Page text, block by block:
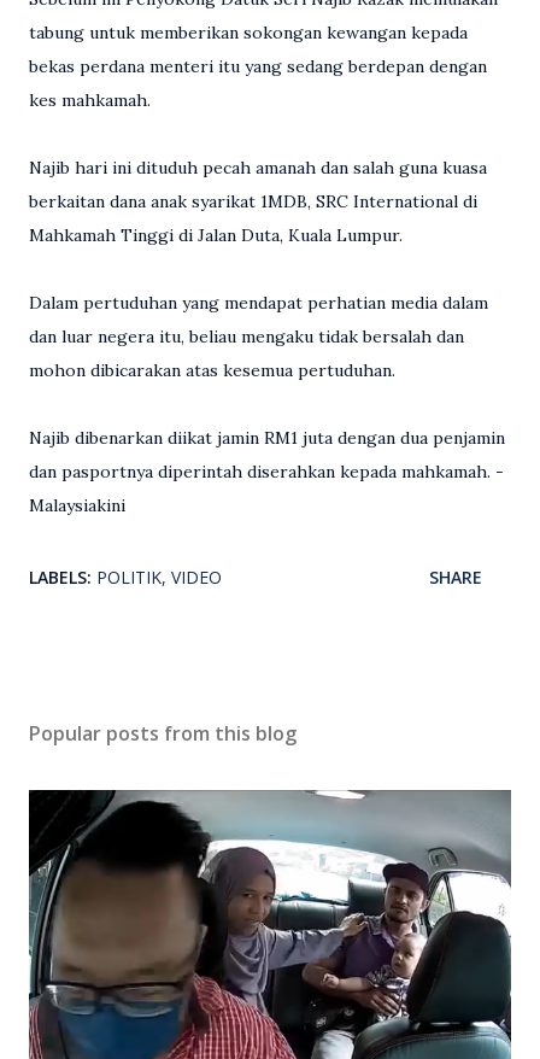
tabung untuk memberikan sokongan kewangan kepada
bekas perdana menteri itu yang sedang berdepan dengan
kes mahkamah.
Najib hari ini dituduh pecah amanah dan salah guna kuasa
berkaitan dana anak syarikat 1MDB, SRC International di
Mahkamah Tinggi di Jalan Duta, Kuala Lumpur.
Dalam pertuduhan yang mendapat perhatian media dalam
dan luar negera itu, beliau mengaku tidak bersalah dan
mohon dibicarakan atas kesemua pertuduhan.
Najib dibenarkan diikat jamin RM1 juta dengan dua penjamin
dan pasportnya diperintah diserahkan kepada mahkamah. -
Malaysiakini
LABELS: POLITIK VIDEO SHARE
Popular posts from this blog